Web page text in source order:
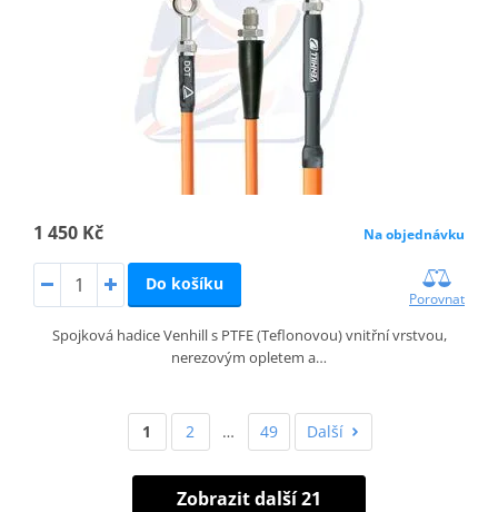
1 450 Kč Na objednávku
Do košíku
Porovnat
Spojková hadice Venhill s PTFE (Teflonovou) vnitřní vrstvou,
nerezovým opletem a…
1 2 … 49 Další
Zobrazit další 21